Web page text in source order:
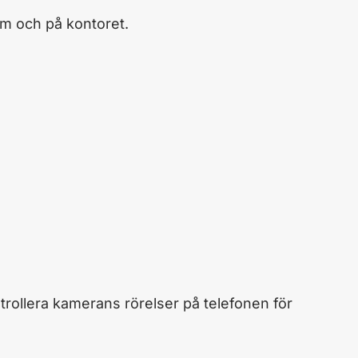
och på kontoret.
kamerans rörelser på telefonen för